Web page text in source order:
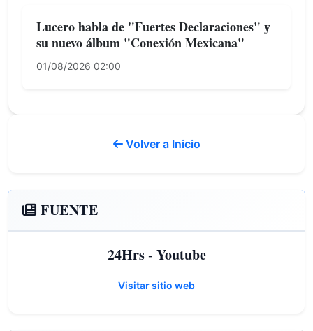
Lucero habla de "Fuertes Declaraciones" y
su nuevo álbum "Conexión Mexicana"
01/08/2026 02:00
Volver a Inicio
FUENTE
24Hrs - Youtube
Visitar sitio web